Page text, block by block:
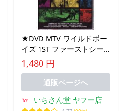
★DVD MTV ワイルドボー
イズ 1ST ファーストシー
ズン DVD2枚組 スティー
ヴォー.ポンティアス
1,480 円
通販ページへ
いちさん堂 ヤフー店